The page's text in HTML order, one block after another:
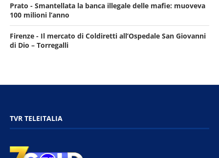
Prato - Smantellata la banca illegale delle mafie: muoveva
100 milioni l’anno
Firenze - Il mercato di Coldiretti all’Ospedale San Giovanni
di Dio – Torregalli
TVR TELEITALIA